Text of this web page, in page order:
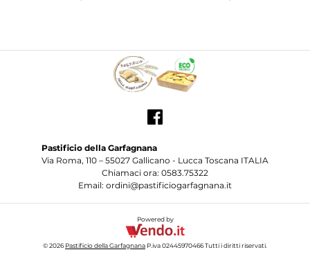
Pastificio della Garfagnana
Via Roma, 110 – 55027 Gallicano - Lucca Toscana ITALIA
Chiamaci ora: 0583.75322
Email: ordini@pastificiogarfagnana.it
Powered by
© 2026 Pastificio della GarfagnanaP.iva 02445970466 Tutti i diritti riservati.